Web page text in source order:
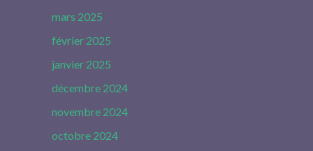
mars 2025
février 2025
janvier 2025
décembre 2024
novembre 2024
octobre 2024